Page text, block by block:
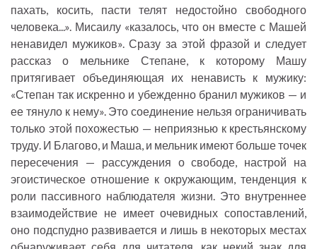
пахать, косить, пасти телят недостойно свободного
человека...». Мисаилу «казалось, что он вместе с Машей
ненавидел мужиков». Сразу за этой фразой и следует
рассказ о мельнике Степане, к которому Машу
притягивает объединяющая их ненависть к мужику:
«Степан так искренно и убежденно бранил мужиков — и
ее тянуло к нему». Это соединение нельзя ограничивать
только этой похожестью — неприязнью к крестьянскому
труду. И Благово, и Маша, и мельник имеют больше точек
пересечения — рассуждения о свободе, настрой на
эгоистическое отношение к окружающим, тенденция к
роли пассивного наблюдателя жизни. Это внутреннее
взаимодействие не имеет очевидных сопоставлений,
оно подспудно развивается и лишь в некоторых местах